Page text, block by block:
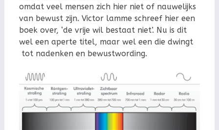
omdat veel mensen zich hier niet of nauwelijks
van bewust zijn. Victor lamme schreef hier een
boek over, ‘de vrije wil bestaat niet’. Nu is dit
wel een aperte titel, maar wel een die dwingt
tot nadenken en bewustwording.